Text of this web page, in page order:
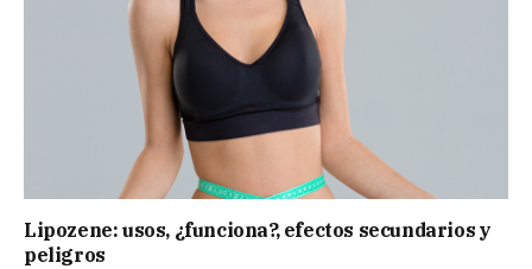
Lipozene: usos, ¿funciona?, efectos secundarios y
peligros